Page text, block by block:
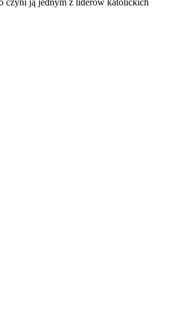
czyni ją jednym z liderów katolickich